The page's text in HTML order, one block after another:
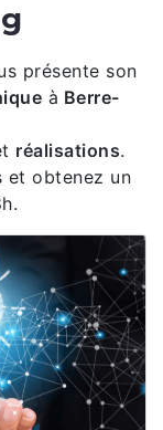
présente son
à Berre-
réalisations.
et obtenez un